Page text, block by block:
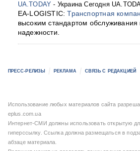
UA.TODAY - Украина Сегодня
EA-LOGISTIC:Транспортная
высоким стандартом обслуживания
надежности.
ПРЕСС-РЕЛИЗЫ РЕКЛАМА СВЯЗЬ С РЕДАКЦИЕЙ
Использование любых материалов сайта
eplus.com.ua
Интернет-СМИ должны использовать открытую
гиперссылку. Ссылка должна размещаться в
абзаце материала.